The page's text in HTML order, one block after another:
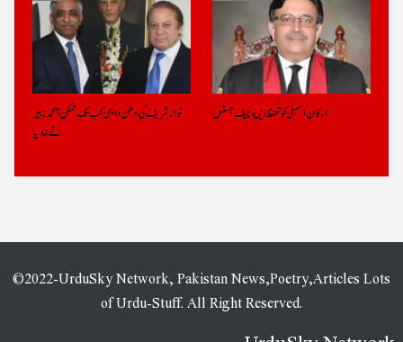
نواز شریف کی وطن واپسی کب تک ممکن؟ محمد زبیر
نے بتادیا
ارکان اسمبلی کو تحفظ دیں، چیف جسٹس
©2022-UrduSky Network, Pakistan News,Poetry,Articles Lots
of Urdu-Stuff. All Right Reserved.